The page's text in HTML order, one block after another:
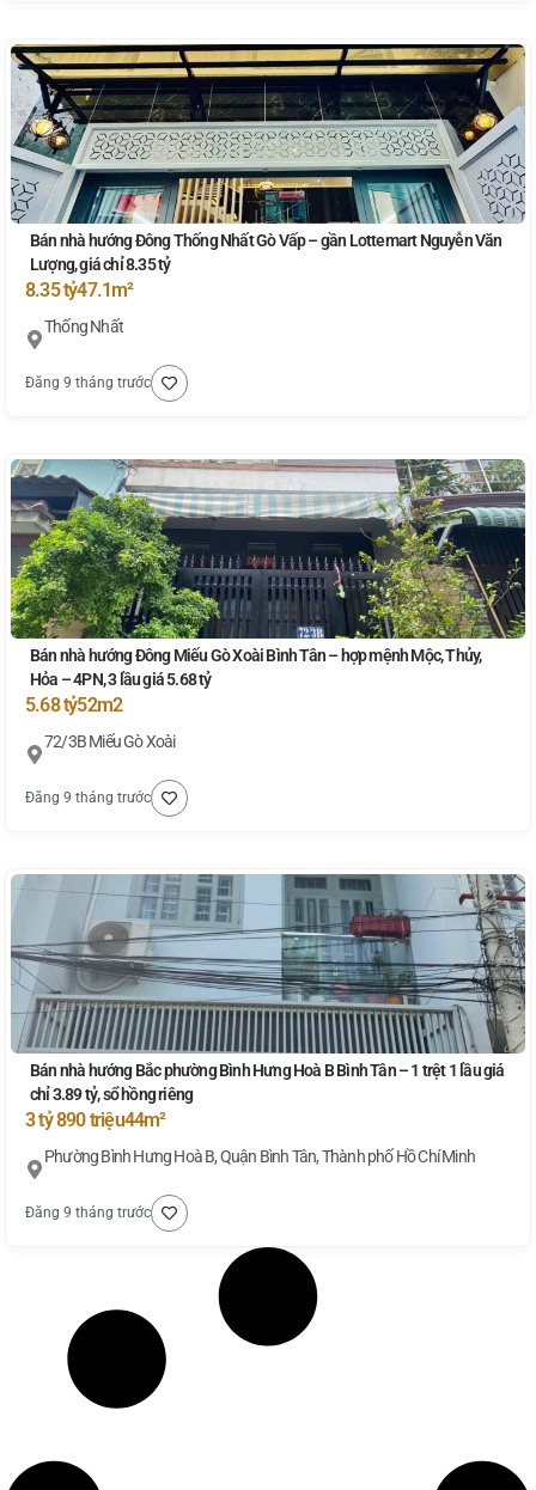
Bán nhà hướng Đông Thống Nhất Gò Vấp – gần Lottemart Nguyễn Văn
Lượng, giá chỉ 8.35 tỷ
8.35 tỷ47.1m²
Thống Nhất
Đăng 9 tháng trước
Bán nhà hướng Đông Miếu Gò Xoài Bình Tân – hợp mệnh Mộc, Thủy,
Hỏa – 4PN, 3 lầu giá 5.68 tỷ
5.68 tỷ52m2
72/3B Miếu Gò Xoài
Đăng 9 tháng trước
Bán nhà hướng Bắc phường Bình Hưng Hoà B Bình Tân – 1 trệt 1 lầu giá
chỉ 3.89 tỷ, sổ hồng riêng
3 tỷ 890 triệu44m²
Phường Bình Hưng Hoà B, Quận Bình Tân, Thành phố Hồ Chí Minh
Đăng 9 tháng trước